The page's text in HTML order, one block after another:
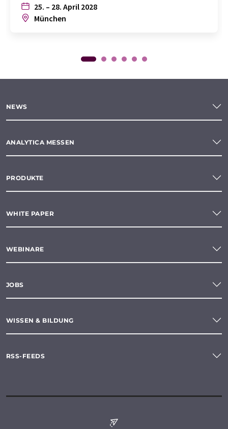
25. – 28. April 2028
München
NEWS
ANALYTICA MESSEN
PRODUKTE
WHITE PAPER
WEBINARE
JOBS
WISSEN & BILDUNG
RSS-FEEDS